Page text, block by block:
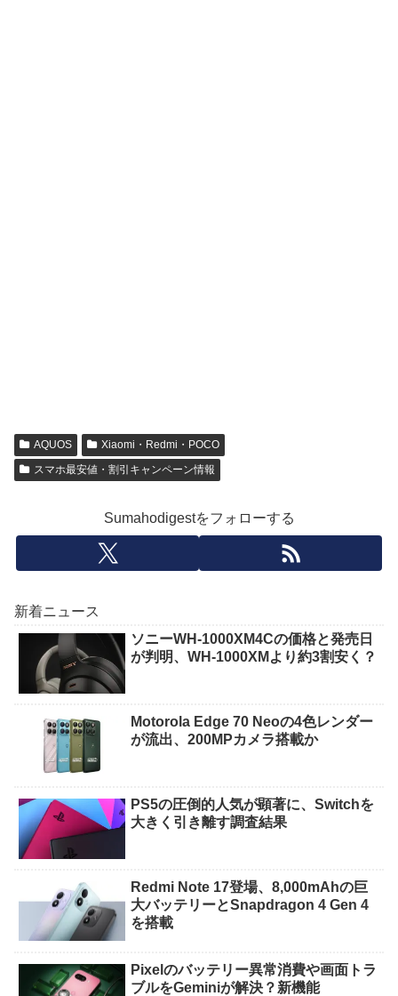
AQUOS
Xiaomi・Redmi・POCO
スマホ最安値・割引キャンペーン情報
Sumahodigestをフォローする
新着ニュース
ソニーWH-1000XM4Cの価格と発売日
が判明、WH-1000XMより約3割安く？
Motorola Edge 70 Neoの4色レンダー
が流出、200MPカメラ搭載か
PS5の圧倒的人気が顕著に、Switchを
大きく引き離す調査結果
Redmi Note 17登場、8,000mAhの巨
大バッテリーとSnapdragon 4 Gen 4
を搭載
Pixelのバッテリー異常消費や画面トラ
ブルをGeminiが解決？新機能